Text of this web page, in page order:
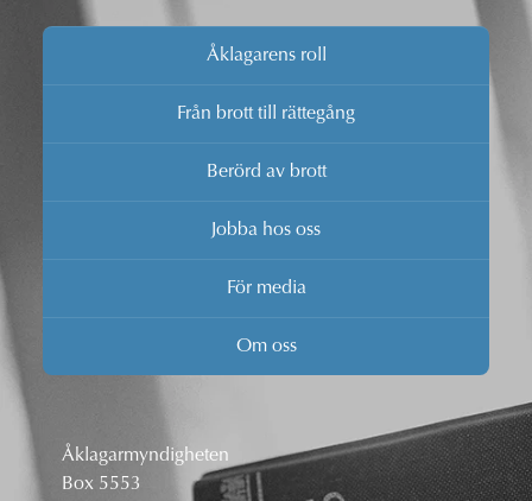
Åklagarens roll
Från brott till rättegång
Berörd av brott
Jobba hos oss
För media
Om oss
Åklagarmyndigheten
Box 5553